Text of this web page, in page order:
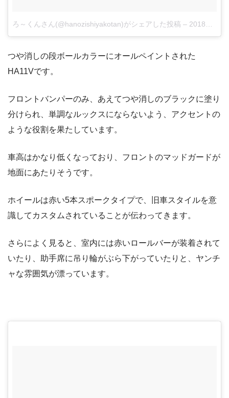
ろ～くんさん(@hanozishiyakotan)がシェアした投稿 – 2018年 5月月31日午前10時13分PDT
つや消しの段ボールカラーにオールペイントされた
HA11Vです。
フロントバンパーのみ、あえてつや消しのブラックに塗り
分けられ、単調なルックスにならないよう、アクセントの
ような役割を果たしています。
車高はかなり低くなっており、フロントのマッドガードが
地面にあたりそうです。
ホイールは赤い5本スポークタイプで、旧車スタイルを意
識してカスタムされていることが伝わってきます。
さらによく見ると、室内には赤いロールバーが装着されて
いたり、助手席に吊り輪がぶら下がっていたりと、ヤンチ
ャな雰囲気が漂っています。